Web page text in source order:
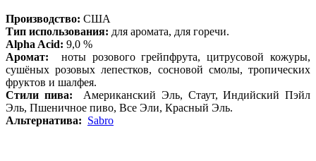
Производство: США
Тип использования: для аромата, для горечи.
Alpha Acid: 9,0 %
Аромат: ноты розового грейпфрута, цитрусовой кожуры,
сушёных розовых лепестков, сосновой смолы, тропических
фруктов и шалфея.
Стили пива: Американский Эль, Стаут, Индийский Пэйл
Эль, Пшеничное пиво, Все Эли, Красный Эль.
Альтернатива: Sabro